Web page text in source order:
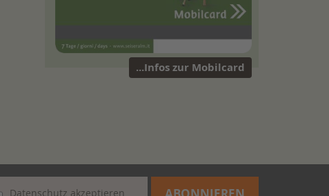
...Infos zur Mobilcard
Datenschutz akzeptieren